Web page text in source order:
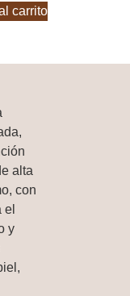
carrito
,
alta
con
el
y